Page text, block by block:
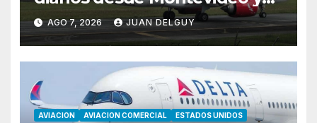
Asunción hacia Bogotá
AGO 7, 2026 JUAN DELGUY
AVIACION AVIACION COMERCIAL ESTADOS UNIDOS